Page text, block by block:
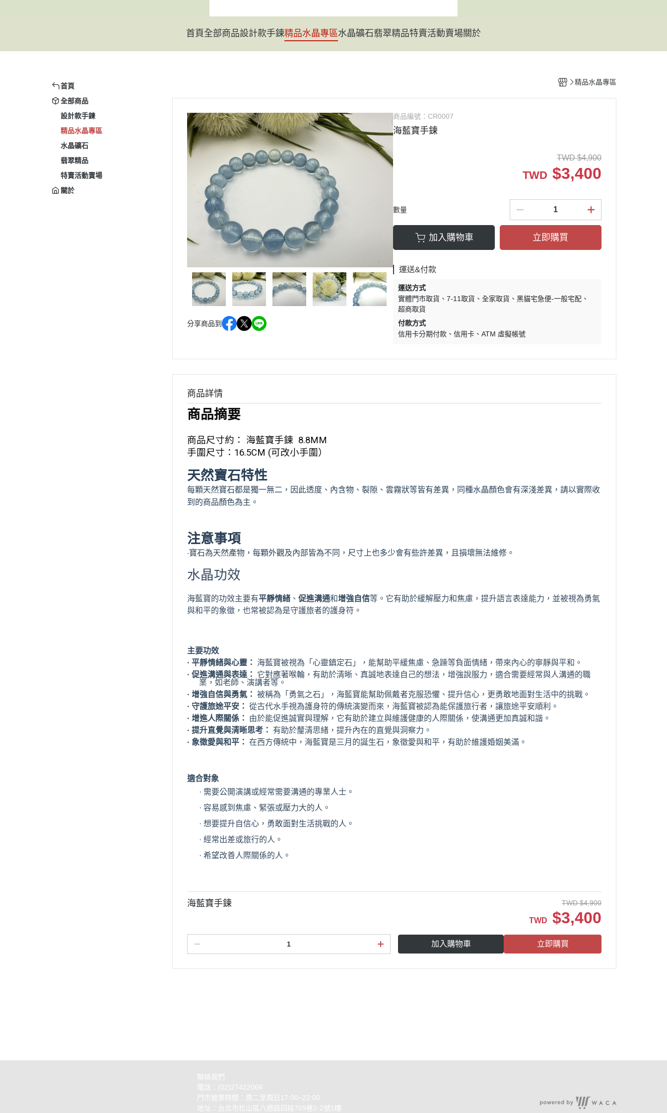
首頁 全部商品設計款手鍊精品水晶專區水晶礦石翡翠精品特賣活動賣場關於
首頁
全部商品
設計款手鍊
精品水晶專區
水晶礦石
翡翠精品
特賣活動賣場
關於
精品水晶專區
分享商品到
商品編號： CR0007
海藍寶手鍊
TWD $4,900
TWD $3,400
數量
加入購物車 立即購買
運送&付款
運送方式
實體門市取貨
7-11取貨 全家取貨
黑貓宅急便-一般宅配
超商取貨
付款方式
信用卡分期付款
信用卡 ATM 虛擬帳號
商品詳情
商品摘要
商品尺寸約： 海藍寶手鍊 8.8MM
手圍尺寸：16.5CM (可改小手圍）
天然寶石特性
每顆天然寶石都是獨一無二，因此透度、內含物、裂隙、雲霧狀等皆有差異，同種水晶顏色會有深淺差異，請以實際收
到的商品顏色為主。
注意事項
‧寶石為天然產物，每顆外觀及內部皆為不同，尺寸上也多少會有些許差異，且損壞無法維修。
水晶功效
海藍寶的功效主要有平靜情緒 、 促進溝通和增強自信等 。它有助於緩解壓力和焦慮，提升語言表達能力，並被視為勇氣
與和平的象徵，也常被認為是守護旅者的護身符。
主要功效
· 平靜情緒與心靈：
海藍寶被視為「心靈鎮定石」，能幫助平緩焦慮、急躁等負面情緒，帶來內心的寧靜與平和。
· 促進溝通與表達：
它對應著喉輪，有助於清晰、真誠地表達自己的想法，增強說服力，適合需要經常與人溝通的職
業，如老師、演講者等。
· 增強自信與勇氣： 被稱為「勇氣之石」，海藍寶能幫助佩戴者克服恐懼、提升信心，更勇敢地面對生活中的挑戰。
· 守護旅途平安： 從古代水手視為護身符的傳統演變而來，海藍寶被認為能保護旅行者，讓旅途平安順利。
· 增進人際關係：
由於能促進誠實與理解，它有助於建立與維護健康的人際關係，使溝通更加真誠和諧。
· 提升直覺與清晰思考：
有助於釐清思緒，提升內在的直覺與洞察力。
· 象徵愛與和平： 在西方傳統中，海藍寶是三月的誕生石，象徵愛與和平，有助於維護婚姻美滿。
適合對象
· 需要公開演講或經常需要溝通的專業人士。
· 容易感到焦慮、緊張或壓力大的人。
· 想要提升自信心，勇敢面對生活挑戰的人。
· 經常出差或旅行的人。
· 希望改善人際關係的人。
海藍寶手鍊 TWD $4,900
TWD $3,400
加入購物車 立即購買
聯絡我們
電話：(02)27422066
門市營業時間：周二至周日17:00~22:00
地址：台北市松山區八德路四段709巷2-2號1樓